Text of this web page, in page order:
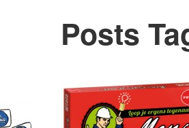
Posts